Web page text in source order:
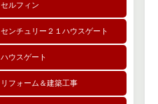
セルフィン
センチュリー２１ハウスゲート
ハウスゲート
リフォーム＆建築工事